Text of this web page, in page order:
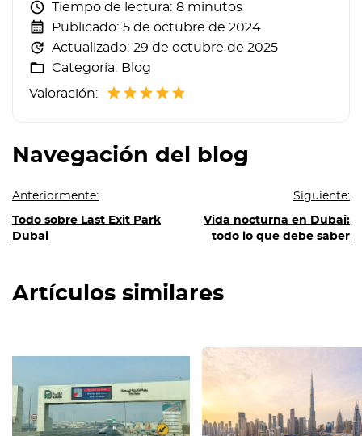
Tiempo de lectura: 8 minutos
Publicado: 5 de octubre de 2024
Actualizado: 29 de octubre de 2025
Categoría: Blog
Valoración:
Navegación del blog
Anteriormente:
Todo sobre Last Exit Park
Dubai
Siguiente:
Vida nocturna en Dubai:
todo lo que debe saber
Artículos similares